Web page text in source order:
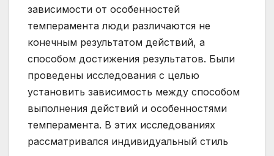
зависимости от особенностей
темперамента люди различаются не
конечным результатом действий, а
способом достижения результатов. Были
проведены исследования с целью
установить зависимость между способом
выполнения действий и особенностями
темперамента. В этих исследованиях
рассматривался индивидуальный стиль